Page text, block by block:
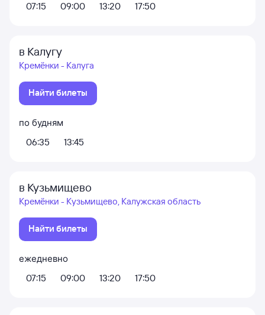
07:15 09:00 13:20 17:50
в Калугу
Кремёнки - Калуга
Найти билеты
по будням
06:35
13:45
в Кузьмищево
Кремёнки - Кузьмищево, Калужская область
Найти билеты
ежедневно
07:15
09:00 13:20 17:50